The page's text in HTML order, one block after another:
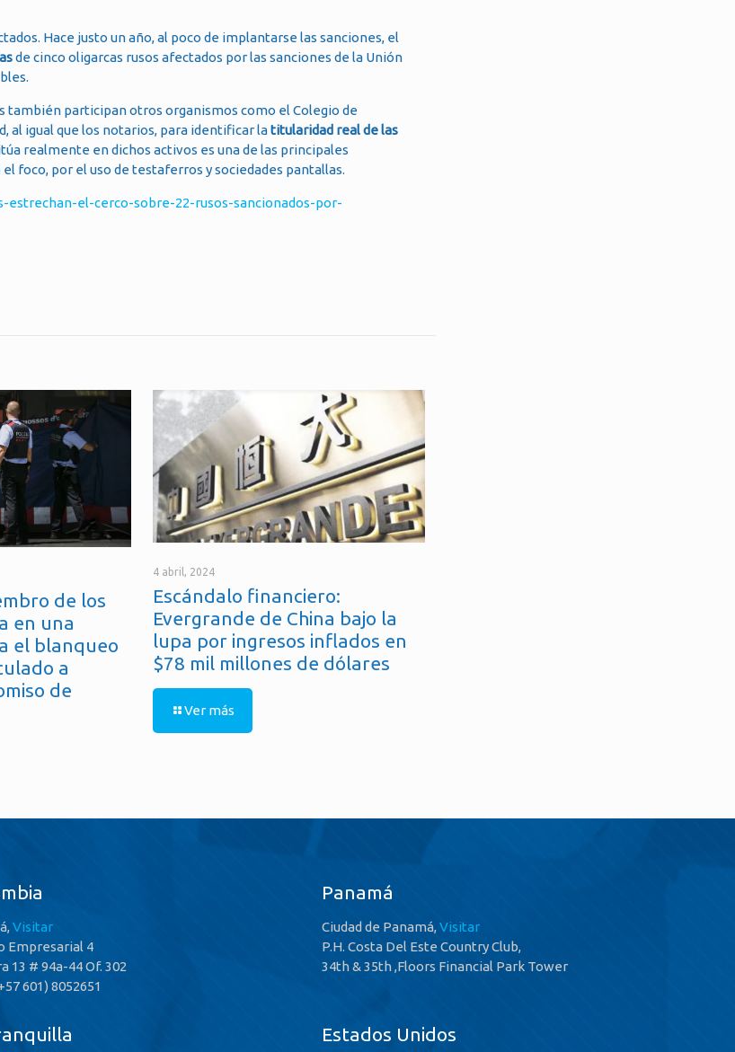
Hace justo un año, al poco de implantarse las sanciones, el
de cinco oligarcas rusos afectados por las sanciones de la Unión
también participan otros organismos como el Colegio de
al igual que los notarios, para identificar latitularidad real de las
realmente en dichos activos es una de las principales
foco, por el uso de testaferros y sociedades pantallas.
el-cerco-sobre-22-rusos-sancionados-por-
de los
en una
el blanqueo
a
de
4 abril, 2024
Escándalo financiero:
Evergrande de China bajo la
lupa por ingresos inflados en
$78 mil millones de dólares
Ver más
Visitar
Empresarial 4
13 # 94a-44 Of. 302
601) 8052651
Panamá
Ciudad de Panamá,Visitar
P.H. Costa Del Este Country Club,
34th & 35th ,Floors Financial Park Tower
Estados Unidos